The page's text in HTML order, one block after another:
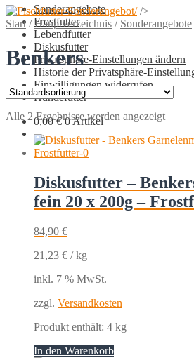
Sonderangebote
Frostfutter
Lebendfutter
Diskusfutter
Privatsphäre-Einstellungen ändern
Historie der Privatsphäre-
Einwilligungen widerrufen
Hundefutter
0,00€ 0 Artikel
/>
Start /Hauptverzeichnis / Sonderangebote
Benkers
Alle 2 Ergebnisse werden angezeigt
Diskusfutter –
fein 20 x 200g –
84,90 €
21,23 € /kg
inkl. 7 % MwSt.
zzgl. Versandkosten
Produkt enthält: 4 kg
In den Warenkorb